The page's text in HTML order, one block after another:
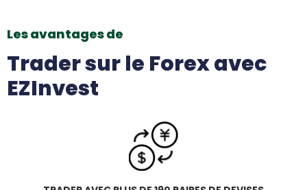
Les avantages de
Trader sur le Forex avec
EZInvest